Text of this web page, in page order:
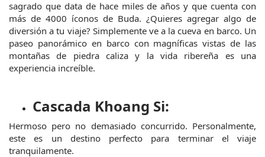
sagrado que data de hace miles de años y que cuenta con
más de 4000 íconos de Buda. ¿Quieres agregar algo de
diversión a tu viaje? Simplemente ve a la cueva en barco. Un
paseo panorámico en barco con magníficas vistas de las
montañas de piedra caliza y la vida ribereña es una
experiencia increíble.
Cascada Khoang Si:
Hermoso pero no demasiado concurrido. Personalmente,
este es un destino perfecto para terminar el viaje
tranquilamente.